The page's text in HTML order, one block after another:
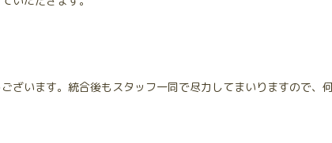
ざいます。統合後もスタッフ一同で尽力してまいりますので、